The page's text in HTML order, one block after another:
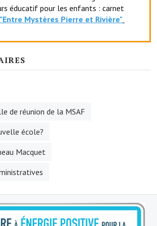
anciens combattants
anciens sapeurs-pompiers volontaires
éducatif pour les enfants : carnet
"Entre Mystères Pierre et Rivière"
de réunion de la MSAF
école?
Macquet